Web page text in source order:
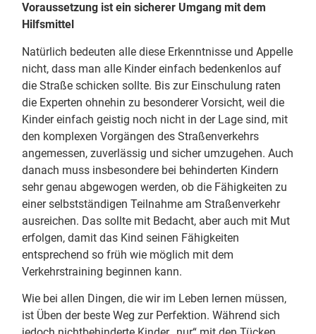
Voraussetzung ist ein sicherer Umgang mit dem
Hilfsmittel
Natürlich bedeuten alle diese Erkenntnisse und Appelle
nicht, dass man alle Kinder einfach bedenkenlos auf
die Straße schicken sollte. Bis zur Einschulung raten
die Experten ohnehin zu besonderer Vorsicht, weil die
Kinder einfach geistig noch nicht in der Lage sind, mit
den komplexen Vorgängen des Straßenverkehrs
angemessen, zuverlässig und sicher umzugehen. Auch
danach muss insbesondere bei behinderten Kindern
sehr genau abgewogen werden, ob die Fähigkeiten zu
einer selbstständigen Teilnahme am Straßenverkehr
ausreichen. Das sollte mit Bedacht, aber auch mit Mut
erfolgen, damit das Kind seinen Fähigkeiten
entsprechend so früh wie möglich mit dem
Verkehrstraining beginnen kann.
Wie bei allen Dingen, die wir im Leben lernen müssen,
ist Üben der beste Weg zur Perfektion. Während sich